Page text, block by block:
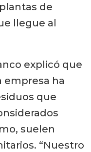
de
llegue al
explicó que
empresa ha
que
suelen
“Nuestro